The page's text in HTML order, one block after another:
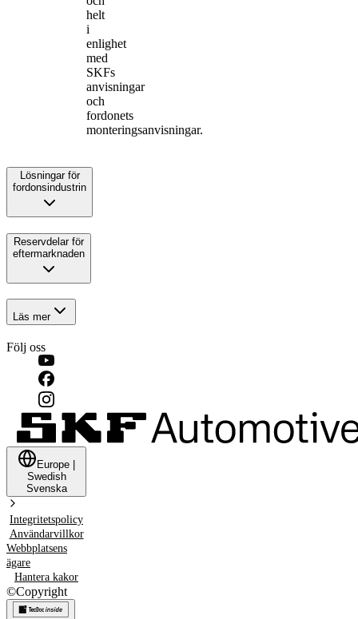
helt
i
enlighet
med
SKFs
anvisningar
och
fordonets
monteringsanvisningar.
Lösningar för
fordonsindustrin
Reservdelar för
eftermarknaden
Läs mer
Följ oss
Europe
Swedish
Svenska
Integritetspolicy
Användarvillkor
Webbplatsens
ägare
Hantera kakor
©Copyright